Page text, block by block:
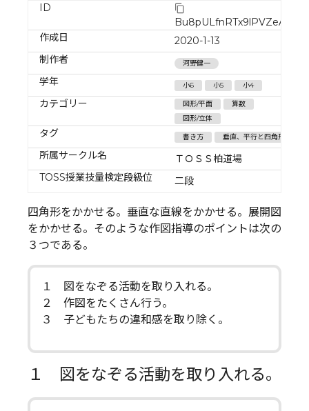
ID
Bu8pULfnRTx9lPVZeA8M
作成日
2020-1-13
制作者
河野健一
学年 小6 小5 小4
カテゴリー 図形/平面
算数
図形/立体
タグ 書き方 垂直、平行と四角形
所属サークル名
ＴＯＳＳ柏道場
TOSS授業技量検定段級位
二段
四角形をかかせる。垂直な直線をかかせる。展開図
をかかせる。そのような作図指導のポイントは次の
３つである。
１ 図をなぞる活動を取り入れる。
２ 作図をたくさん行う。
３ 子どもたちの違和感を取り除く。
１ 図をなぞる活動を取り入れる。